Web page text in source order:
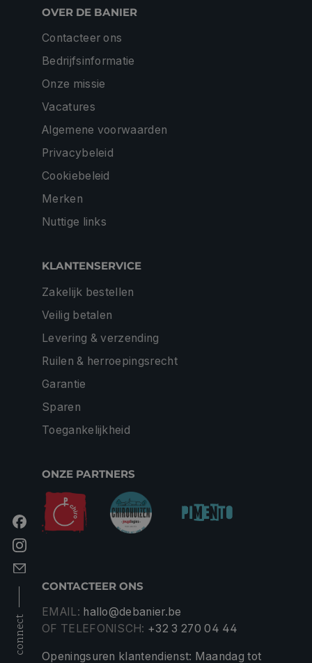
connect
OVER DE BANIER
Contacteer ons
Bedrijfsinformatie
Onze missie
Vacatures
Algemene voorwaarden
Privacybeleid
Cookiebeleid
Merken
Nuttige links
KLANTENSERVICE
Zakelijk bestellen
Veilig betalen
Levering & verzending
Ruilen & herroepingsrecht
Garantie
Sparen
Toegankelijkheid
ONZE PARTNERS
CONTACTEER ONS
EMAIL: hallo@debanier.be
OF TELEFONISCH: +32 3 270 04 44
Openingsuren klantendienst: Maandag tot